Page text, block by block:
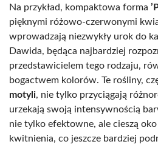
Na przykład, kompaktowa forma
pięknymi różowo-czerwonymi
wprowadzają niezwykły urok do
Dawida, będąca najbardziej
przedstawicielem tego rodzaju,
bogactwem kolorów. Te rośliny,
motyli, nie tylko przyciągają
urzekają swoją intensywnością
nie tylko efektowne, ale cieszą oko
kwitnienia, co jeszcze bardziej